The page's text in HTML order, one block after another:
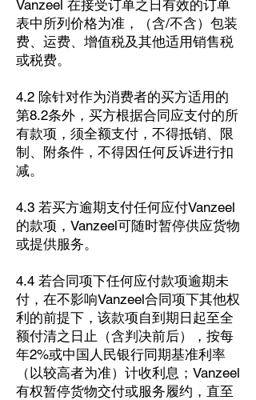
Vanzeel 在接受订单之日有效的订单
表中所列价格为准，（含/不含）包装
费、运费、增值税及其他适用销售税
或税费。
4.2 除针对作为消费者的买方适用的
第8.2条外，买方根据合同应支付的所
有款项，须全额支付，不得抵销、限
制、附条件，不得因任何反诉进行扣
减。
4.3 若买方逾期支付任何应付Vanzeel
的款项，Vanzeel可随时暂停供应货物
或提供服务。
4.4 若合同项下任何应付款项逾期未
付，在不影响Vanzeel合同项下其他权
利的前提下，该款项自到期日起至全
额付清之日止（含判决前后），按每
年2%或中国人民银行同期基准利率
（以较高者为准）计收利息；Vanzeel
有权暂停货物交付或服务履约，直至